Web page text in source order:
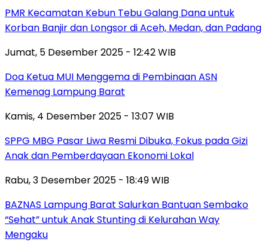
PMR Kecamatan Kebun Tebu Galang Dana untuk
Korban Banjir dan Longsor di Aceh, Medan, dan Padang
Jumat, 5 Desember 2025 - 12:42 WIB
Doa Ketua MUI Menggema di Pembinaan ASN
Kemenag Lampung Barat
Kamis, 4 Desember 2025 - 13:07 WIB
SPPG MBG Pasar Liwa Resmi Dibuka, Fokus pada Gizi
Anak dan Pemberdayaan Ekonomi Lokal
Rabu, 3 Desember 2025 - 18:49 WIB
BAZNAS Lampung Barat Salurkan Bantuan Sembako
“Sehat” untuk Anak Stunting di Kelurahan Way
Mengaku